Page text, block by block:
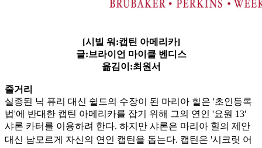
[시빌 워:캡틴 아메리카]
글:브라이언 마이클 벤디스
옮김이:최원서
줄거리
실종된 닉 퓨리 대신 쉴드의 수장이 된 마리아 힐은 '초인등록
법'에 반대한 캡틴 아메리카를 잡기 위해 그의 연인 '요원 13'
샤론 카터를 이용하려 한다. 하지만 샤론은 마리아 힐의 제안
대신 남모르게 자신의 연인 캡틴을 돕는다. 캡틴은 '시크릿 어